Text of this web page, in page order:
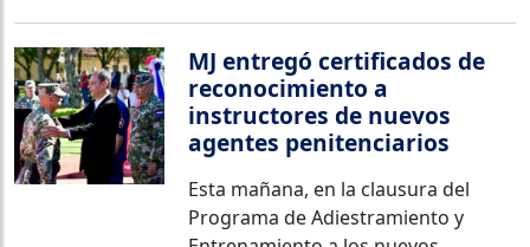
MJ entregó certificados de
reconocimiento a
instructores de nuevos
agentes penitenciarios
Esta mañana, en la clausura del
Programa de Adiestramiento y